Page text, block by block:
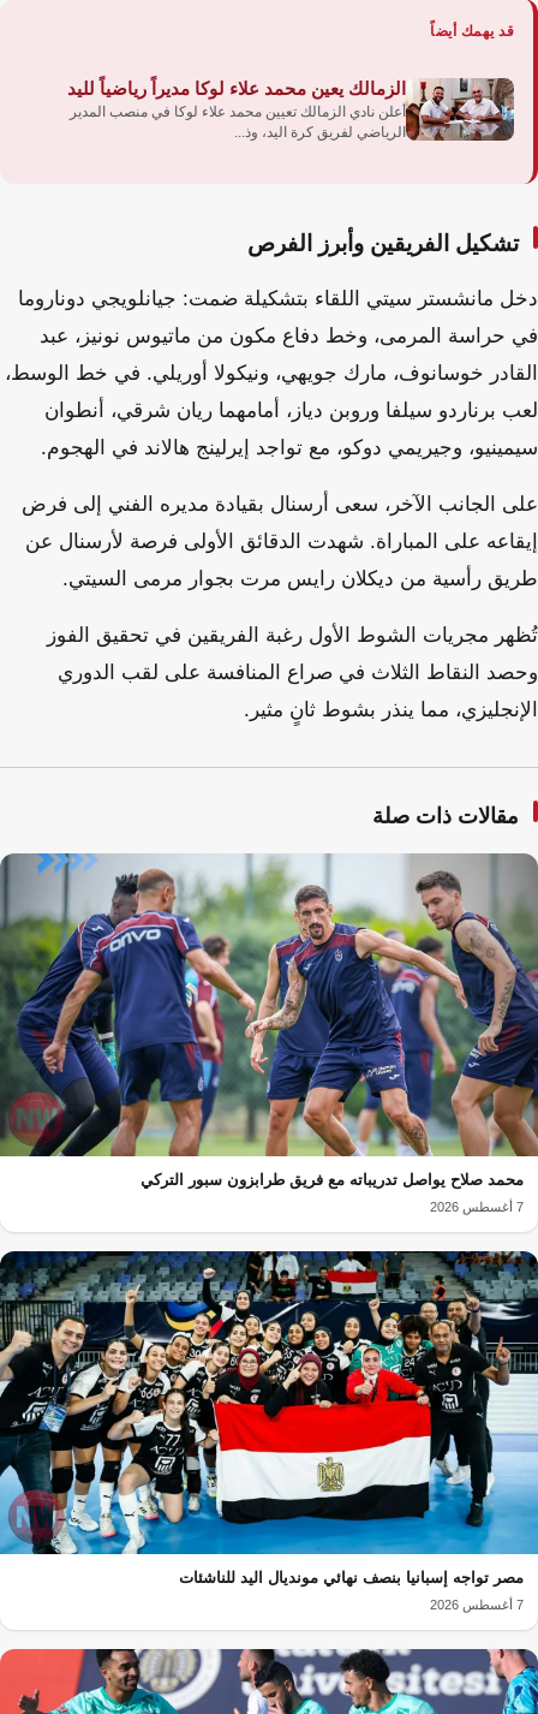
قد يهمك أيضاً
الزمالك يعين محمد علاء لوكا مديراً رياضياً لليد
أعلن نادي الزمالك تعيين محمد علاء لوكا في منصب المدير
الرياضي لفريق كرة اليد، وذ...
تشكيل الفريقين وأبرز الفرص
دخل مانشستر سيتي اللقاء بتشكيلة ضمت: جيانلويجي دوناروما
في حراسة المرمى، وخط دفاع مكون من ماتيوس نونيز، عبد
القادر خوسانوف، مارك جويهي، ونيكولا أوريلي. في خط الوسط،
لعب برناردو سيلفا وروبن دياز، أمامهما ريان شرقي، أنطوان
سيمينيو، وجيريمي دوكو، مع تواجد إيرلينج هالاند في الهجوم.
على الجانب الآخر، سعى أرسنال بقيادة مديره الفني إلى فرض
إيقاعه على المباراة. شهدت الدقائق الأولى فرصة لأرسنال عن
طريق رأسية من ديكلان رايس مرت بجوار مرمى السيتي.
تُظهر مجريات الشوط الأول رغبة الفريقين في تحقيق الفوز
وحصد النقاط الثلاث في صراع المنافسة على لقب الدوري
الإنجليزي، مما ينذر بشوط ثانٍ مثير.
مقالات ذات صلة
محمد صلاح يواصل تدريباته مع فريق طرابزون سبور التركي
7 أغسطس 2026
مصر تواجه إسبانيا بنصف نهائي مونديال اليد للناشئات
7 أغسطس 2026